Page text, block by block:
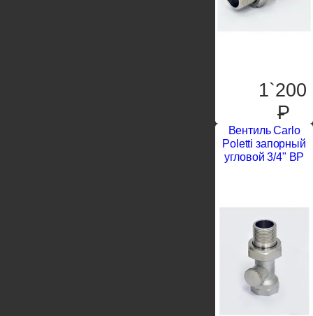
1`200
P
Вентиль Carlo
Poletti запорный
угловой 3/4" ВР